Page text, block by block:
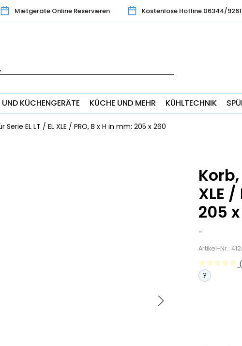
Mietgeräte Online Reservieren Kostenlose Hotline 06344/
KÜCHENGERÄTE KÜCHE UND MEHR KÜHLTECHNIK
Serie EL LT / EL XLE / PRO, B x H in mm: 205 x 260
Korb,
XLE
205
-
Artikel-Nr.:
?